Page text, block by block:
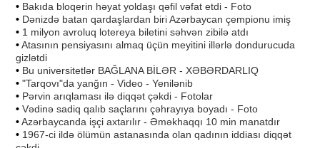
• Bakıda bloqerin həyat yoldaşı qəfil vəfat etdi - Foto
• Dənizdə batan qardaşlardan biri Azərbaycan çempionu imiş
• 1 milyon avroluq lotereya biletini səhvən zibilə atdı
•Atasının pensiyasını almaq üçün meyitini illərlə dondurucuda
gizlətdi
• Bu universitetlər BAĞLANA BİLƏR - XƏBƏRDARLIQ
• "Tarqovı"da yanğın - Video - Yenilənib
• Pərvin arıqlaması ilə diqqət çəkdi - Fotolar
• Vədinə sadiq qalıb saçlarını çəhrayıya boyadı - Foto
•Azərbaycanda işçi axtarılır - Əməkhaqqı 10 min manatdır
• 1967-ci ildə ölümün astanasında olan qadının iddiası diqqət